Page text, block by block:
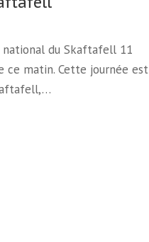
national du Skaftafell 11
ce matin. Cette journée est